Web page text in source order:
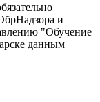
и
"Обучение
данным